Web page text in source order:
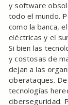
y software
todo el mundo.
como la banca,
eléctricas y el
Si bien las
y costosas de
dejan a las
ciberataques.
tecnologías
ciberseguridad.